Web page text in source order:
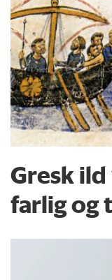
Gresk
farlig og